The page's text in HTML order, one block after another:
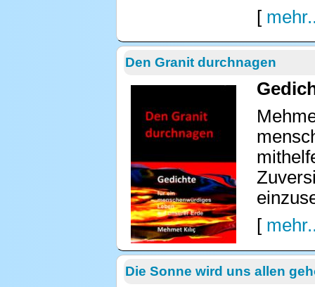
[
Den Granit durchnagen
[
Die Sonne wird uns allen